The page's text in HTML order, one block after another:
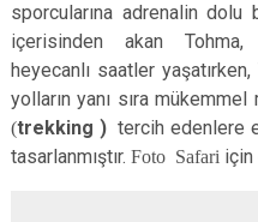
sporcularına adrenalin dolu
içerisinden akan
heyecanlı saatler
yolların yanı sıra mükemmel
(trekking ) tercih edenlere
tasarlanmıştır. Foto Safari için